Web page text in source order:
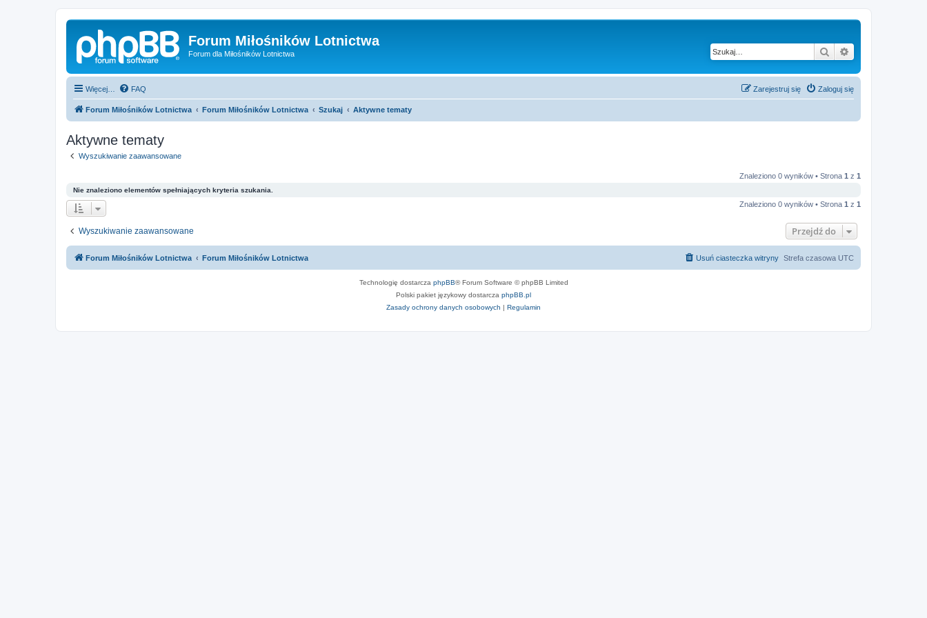
Forum Miłośników Lotnictwa
Forum dla Miłośników Lotnictwa Szukaj
Więcej… FAQ Zaloguj się
Zarejestruj się
Forum Miłośników Lotnictwa Forum Miłośników Lotnictwa Szukaj Aktywne tematy
Aktywne tematy
Wyszukiwanie zaawansowane
Znaleziono 0 wyników • Strona 1 z 1
Nie znaleziono elementów spełniających kryteria szukania.
Znaleziono 0 wyników • Strona 1 z 1
Wyszukiwanie zaawansowane Przejdź do
Forum Miłośników Lotnictwa Forum Miłośników Lotnictwa Strefa czasowa UTC
Usuń ciasteczka witryny
Technologię dostarcza phpBB® Forum Software © phpBB Limited
Polski pakiet językowy dostarcza phpBB.pl
Zasady ochrony danych osobowych | Regulamin